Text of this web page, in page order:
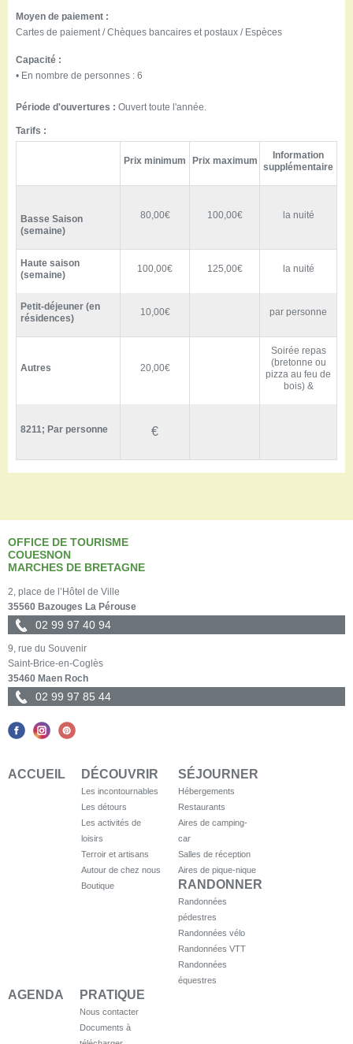
Moyen de paiement :
Cartes de paiement / Chèques bancaires et postaux / Espèces
Capacité :
• En nombre de personnes : 6
Période d'ouvertures : Ouvert toute l'année.
Tarifs :
Prix minimum Prix maximum
Information
supplémentaire
Basse Saison
(semaine)
80,00€ 100,00€ la nuité
Haute saison
(semaine)
100,00€ 125,00€ la nuité
Petit-déjeuner (en
résidences)
10,00€ par personne
Autres 20,00€
Soirée repas
(bretonne ou
pizza au feu de
bois) &
8211; Par personne €
OFFICE DE TOURISME
COUESNON
MARCHES DE BRETAGNE
2, place de l’Hôtel de Ville
35560 Bazouges La Pérouse
02 99 97 40 94
9, rue du Souvenir
Saint-Brice-en-Coglès
35460 Maen Roch
02 99 97 85 44
ACCUEIL DÉCOUVRIR
Les incontournables
Les détours
Les activités de
loisirs
Terroir et artisans
Autour de chez nous
Boutique
SÉJOURNER
Hébergements
Restaurants
Aires de camping-
car
Salles de réception
Aires de pique-nique
RANDONNER
Randonnées
pédestres
Randonnées vélo
Randonnées VTT
Randonnées
équestres
AGENDA PRATIQUE
Nous contacter
Documents à